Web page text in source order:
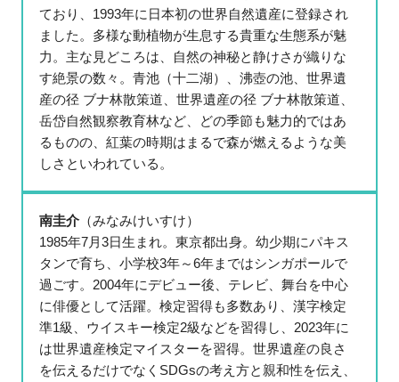
ており、1993年に日本初の世界自然遺産に登録され
ました。多様な動植物が生息する貴重な生態系が魅
力。主な見どころは、自然の神秘と静けさが織りな
す絶景の数々。青池（十二湖）、沸壺の池、世界遺
産の径 ブナ林散策道、世界遺産の径 ブナ林散策道、
岳岱自然観察教育林など、どの季節も魅力的ではあ
るものの、紅葉の時期はまるで森が燃えるような美
しさといわれている。
南圭介（みなみけいすけ）
1985年7月3日生まれ。東京都出身。幼少期にパキス
タンで育ち、小学校3年～6年まではシンガポールで
過ごす。2004年にデビュー後、テレビ、舞台を中心
に俳優として活躍。検定習得も多数あり、漢字検定
準1級、ウイスキー検定2級などを習得し、2023年に
は世界遺産検定マイスターを習得。世界遺産の良さ
を伝えるだけでなくSDGsの考え方と親和性を伝え、